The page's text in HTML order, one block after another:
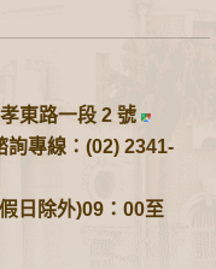
東路一段 2 號
詢專線：(02) 2341-
日除外)09：00至